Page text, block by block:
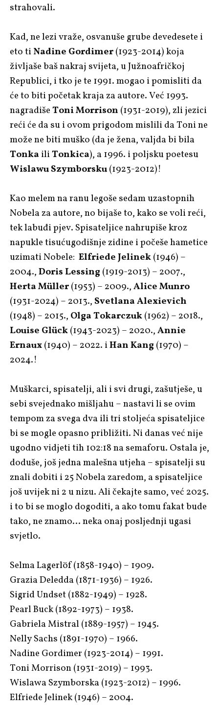
strahovali.
Kad, ne lezi vraže, osvanuše grube devedesete i
eto tiNadine Gordimer(1923-2014) koja
življaše baš nakraj svijeta, u Južnoafričkoj
Republici, i tko je te 1991. mogao i pomisliti da
će to biti početak kraja za autore. Već 1993.
nagradišeToni Morrison (1931-2019), zli jezici
reći će da su i ovom prigodom mislili da Toni ne
može ne biti muško (da je žena, valjda bi bila
TonkailiTonkica), a 1996. i poljsku poetesu
Wislawu Szymborsku(1923-2012)!
Kao melem na ranu legoše sedam uzastopnih
Nobela za autore, no bijaše to, kako se voli reći,
tek labuđi pjev. Spisateljice nahrupiše kroz
napukle tisućugodišnje zidine i počeše hametice
uzimati Nobele: Elfriede Jelinek(1946) –
2004.,Doris Lessing (1919-2013) – 2007.,
Herta Müller(1953) – 2009.,Alice Munro
(1931-2024) – 2013.,Svetlana Alexievich
(1948) – 2015., Olga Tokarczuk(1962) – 2018.,
Louise Glück(1943-2023) – 2020.,Annie
Ernaux(1940) – 2022. iHan Kang (1970) –
2024.!
Muškarci, spisatelji, ali i svi drugi, zašutješe, u
sebi svejednako mišljahu – nastavi li se ovim
tempom za svega dva ili tri stoljeća spisateljice
bi se mogle opasno približiti. Ni danas već nije
ugodno vidjeti tih 102:18 na semaforu. Ostala je,
doduše, još jedna malešna utjeha – spisatelji su
znali dobiti i 25 Nobela zaredom, a spisateljice
još uvijek ni 2 u nizu. Ali čekajte samo, već 2025.
i to bi se moglo dogoditi, a ako tomu fakat bude
tako, ne znamo… neka onaj posljednji ugasi
svjetlo.
Selma Lagerlöf (1858-1940) – 1909.
Grazia Deledda (1871-1936) – 1926.
Sigrid Undset (1882-1949) – 1928.
Pearl Buck (1892-1973) – 1938.
Gabriela Mistral (1889-1957) – 1945.
Nelly Sachs (1891-1970) – 1966.
Nadine Gordimer (1923-2014) – 1991.
Toni Morrison (1931-2019) – 1993.
Wislawa Szymborska (1923-2012) – 1996.
Elfriede Jelinek (1946) – 2004.